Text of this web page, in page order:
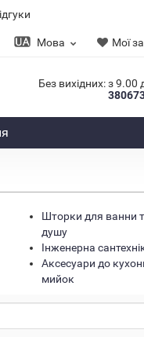
Мова Мої
Без вихідних: з 9.00
Шторки для ванни
душу
Інженерна
Аксесуари до
мийок